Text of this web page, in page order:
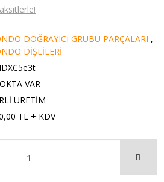
DOĞRAYICI GRUBU PARÇALARI ,
DİŞLİLERİ
VAR
ÜRETİM
TL + KDV